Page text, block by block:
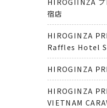
宿店
HIROGINZA
Raffles Hotel
HIROGINZA
HIROGINZA
VIETNAM